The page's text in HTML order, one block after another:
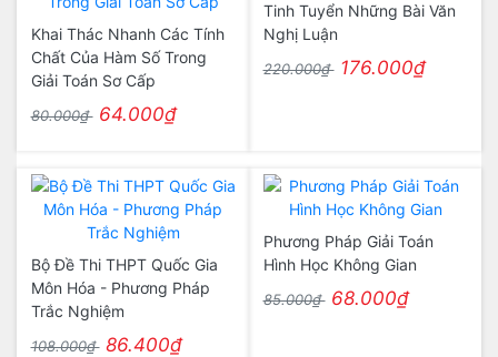
Khai Thác Nhanh Các Tính
Chất Của Hàm Số Trong
Giải Toán Sơ Cấp
80.000₫ 64.000₫
Tinh Tuyển Những Bài Văn
Nghị Luận
220.000₫ 176.000₫
Bộ Đề Thi THPT Quốc Gia
Môn Hóa - Phương Pháp
Trắc Nghiệm
108.000₫ 86.400₫
Phương Pháp Giải Toán
Hình Học Không Gian
85.000₫ 68.000₫